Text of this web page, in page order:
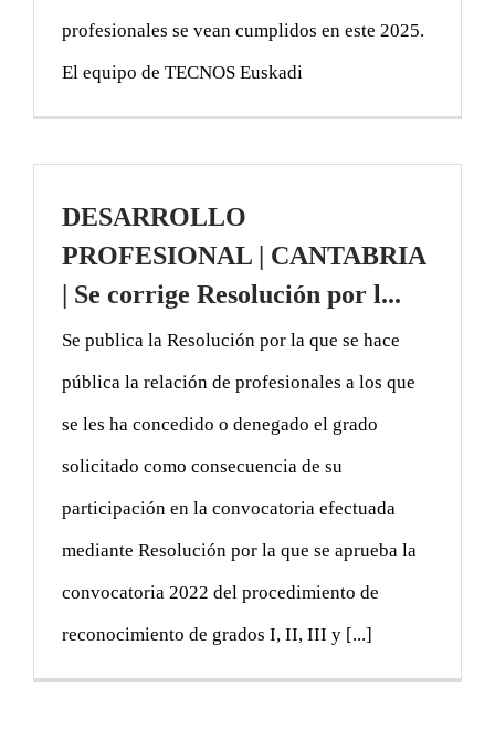
profesionales se vean cumplidos en este 2025.
El equipo de TECNOS Euskadi
DESARROLLO
PROFESIONAL | CANTABRIA
| Se corrige Resolución por l...
Se publica la Resolución por la que se hace
pública la relación de profesionales a los que
se les ha concedido o denegado el grado
solicitado como consecuencia de su
participación en la convocatoria efectuada
mediante Resolución por la que se aprueba la
convocatoria 2022 del procedimiento de
reconocimiento de grados I, II, III y [...]